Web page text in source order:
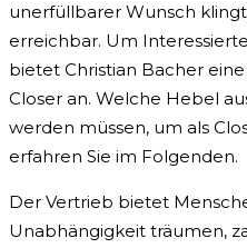
unerfüllbarer Wunsch
erreichbar. Um
bietet Christian Bacher
Closer an. Welche Hebel
werden müssen, um als
erfahren Sie im Folgenden.
Der Vertrieb bietet
Unabhängigkeit träumen,